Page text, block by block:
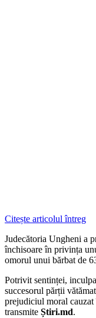
Citește articolul întreg
Judecătoria Ungheni a
închisoare în privința
omorul unui bărbat de
Potrivit sentinței,
succesorul părții
prejudiciul moral
transmite Știri.md.